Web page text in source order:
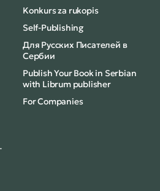
Konkurs za rukopis
Self-Publishing
Для Русских Писателей в
Сербии
Publish Your Book in Serbian
with Librum publisher
For Companies